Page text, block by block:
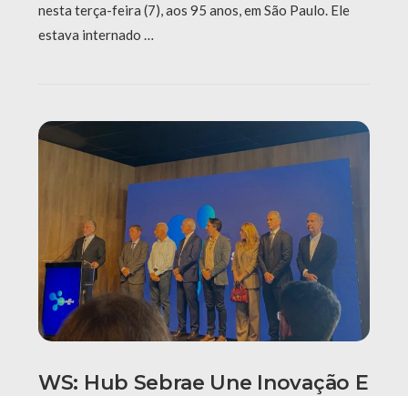
nesta terça-feira (7), aos 95 anos, em São Paulo. Ele
estava internado …
WS: Hub Sebrae Une Inovação E